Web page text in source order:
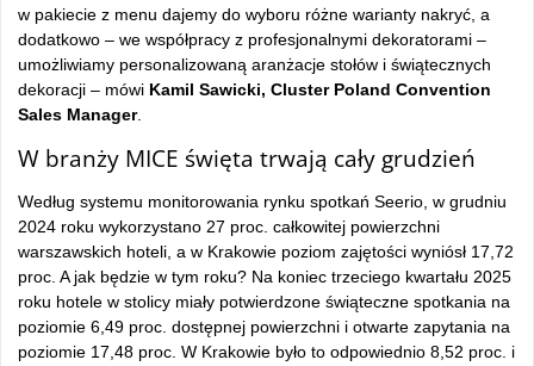
w pakiecie z menu dajemy do wyboru różne warianty nakryć, a
dodatkowo – we współpracy z profesjonalnymi dekoratorami –
umożliwiamy personalizowaną aranżacje stołów i świątecznych
dekoracji – mówi Kamil Sawicki, Cluster Poland Convention
Sales Manager.
W branży MICE święta trwają cały grudzień
Według systemu monitorowania rynku spotkań Seerio, w grudniu
2024 roku wykorzystano 27 proc. całkowitej powierzchni
warszawskich hoteli, a w Krakowie poziom zajętości wyniósł 17,72
proc. A jak będzie w tym roku? Na koniec trzeciego kwartału 2025
roku hotele w stolicy miały potwierdzone świąteczne spotkania na
poziomie 6,49 proc. dostępnej powierzchni i otwarte zapytania na
poziomie 17,48 proc. W Krakowie było to odpowiednio 8,52 proc. i